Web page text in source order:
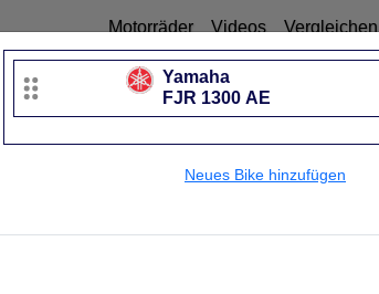
Motorräder Videos Vergleichen
Yamaha
FJR 1300 AE
Neues Bike hinzufügen